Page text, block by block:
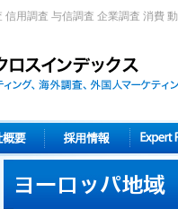
用調査 与信調査 企業調査 消費